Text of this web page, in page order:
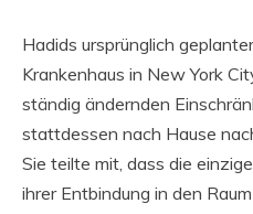
Hadids ursprünglich
Krankenhaus in New York
ständig ändernden
stattdessen nach Hause
Sie teilte mit, dass die
ihrer Entbindung in den